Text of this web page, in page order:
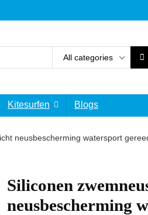
All categories
Kitesurfen Blogs
neusbescherming watersport
Siliconen
neusbescherming